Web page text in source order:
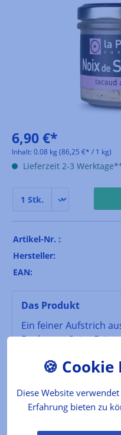
6,90 €*
Inhalt: 0.08 kg (86,25 €* / 1 kg)
Lieferzeit 2-3
Artikel-Nr. :
Hersteller:
EAN:
Das Produkt
Ein feiner Aufstrich
Bucht von Saint-
Der Produzent
Folgende Infos zum
Mehr
Diese Website
Erfahrung bieten zu